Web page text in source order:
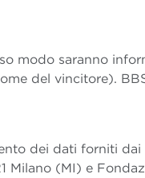
modo saranno
del vincitore).
dei dati forniti dai
Milano (MI) e